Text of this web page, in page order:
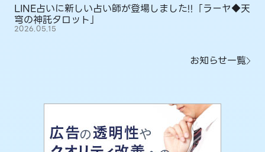
LINE占いに新しい占い師が登場しました!!「ラーヤ◆天
穹の神託タロット」
2026.05.15
お知らせ一覧